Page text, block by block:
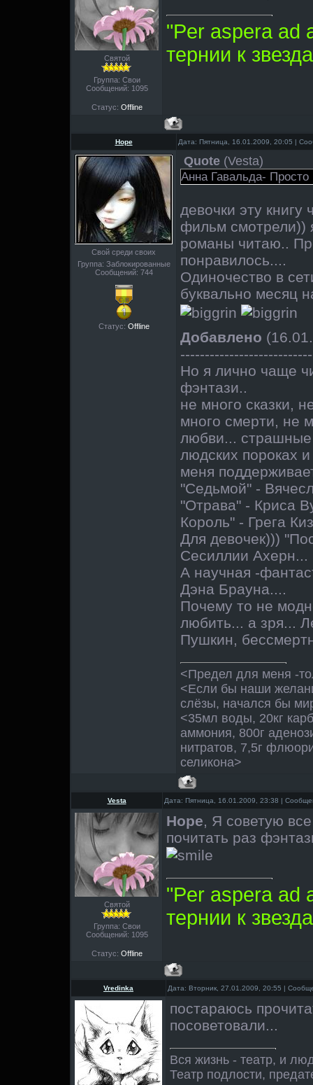
Святой
Группа: Свои
Сообщений: 1095
Статус: Offline
"Per aspera ad
тернии к
Hope Дата: Пятница, 16.01.2009, 20:05 |
Свой среди своих
Группа: Заблокированные
Сообщений: 744
Статус: Offline
Quote (Vesta)
Анна Гавальда- Просто
девочки эту книгу
фильм смотрели))
романы читаю..
понравилось....
Одиночество в
буквально месяц
Добавлено
Но я лично чаще
фэнтази..
не много сказки,
много смерти, не
любви... страшные
людских пороках
меня
"Седьмой" -
"Отрава" - Криса
Король" - Грега
Для девочек)))
Сесиллии Ахерн...
А научная -
Дэна Брауна....
Почему то не
любить... а зря...
Пушкин,
<Предел для меня -
<Если бы наши
слёзы, начался бы
<35мл воды, 20кг
аммония, 800г
нитратов, 7,5г
селикона>
Vesta Дата: Пятница, 16.01.2009, 23:38 |
Святой
Группа: Свои
Сообщений: 1095
Статус: Offline
Hope, Я советую
почитать раз
"Per aspera ad
тернии к
Vredinka Дата: Вторник, 27.01.2009, 20:55 |
постараюсь
посоветовали...
Вся жизнь - театр, и
Театр подлости,